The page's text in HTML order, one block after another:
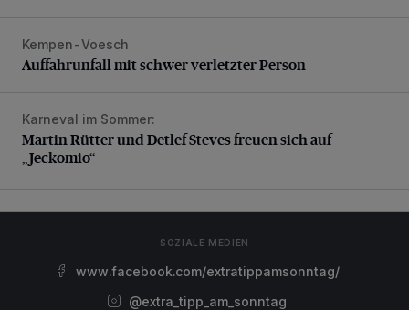
Auffahrunfall mit schwer verletzter Person
Kempen-Voesch
Auffahrunfall mit schwer verletzter Person
Martin Rütter und Detlef Steves freuen sich auf „Jeckomio“
Karneval im Sommer:
Martin Rütter und Detlef Steves freuen sich auf
„Jeckomio“
SOZIALE MEDIEN
www.facebook.com/extratippamsonntag/
@extra_tipp_am_sonntag